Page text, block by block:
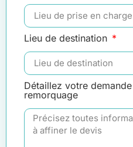
Lieu de destination
Détaillez votre
remorquage